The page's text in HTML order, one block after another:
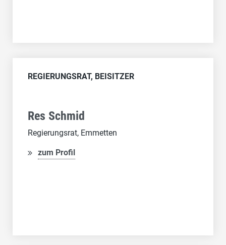
REGIERUNGSRAT, BEISITZER
Res Schmid
Regierungsrat, Emmetten
zum Profil